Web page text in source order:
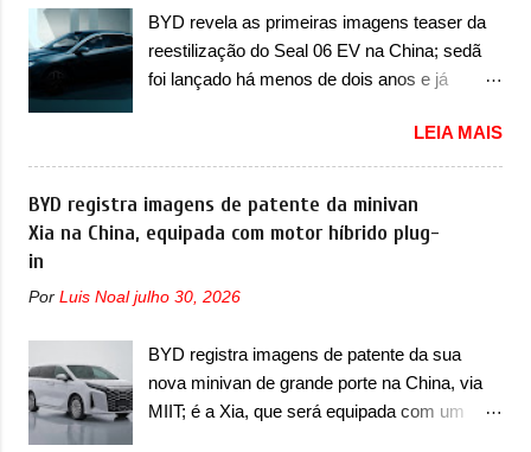
causar a perda de força motriz, requerendo a
atualização do software do modulo de...
a Fiat Strada soube ser mutável com
avanços importantes que a concorrência
nunca conseguiu acompanhar e agora ela
chegada do motor T200, que estreou nos
irmãos Pulse e Fastback. "A Fiat Strada é
mais do que uma picape, é uma verdadeira
revolução no mercado automotivo. Há alguns
chagaria ao topo do mercado brasileiro, algo
prova viva que time que está ganhando se
mexe sim. Ao longo da sua história, ela...
BYD revela as primeiras imagens teaser da
reestilização do Seal 06 EV na China; sedã
foi lançado há menos de dois anos e já
revelou as primeiras imagens teaser de uma
mudança visual para um dos seus menores
sedãs elétricos na China, pertencente à linha
Ocean. Trata-se do Seal 06 EV, lançado no
segundo semestre de 2025. Sim, há menos
vendido com mudanças visuais na dianteira e
identidade visual mais moderna da marca,
mas ainda sem motivos para que essa
mudança já seja tão recente assim (o que
LEIA MAIS
BYD registra imagens de patente da minivan
Xia na China, equipada com motor híbrido plug-
in
Por Luis Noal julho 30, 2026
BYD registra imagens de patente da sua
nova minivan de grande porte na China, via
MIIT; é a Xia, que será equipada com um